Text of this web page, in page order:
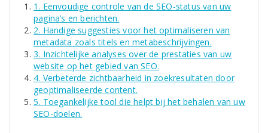
1. Eenvoudige controle van de SEO-status van uw
pagina’s en berichten.
2. Handige suggesties voor het optimaliseren van
metadata zoals titels en metabeschrijvingen.
3. Inzichtelijke analyses over de prestaties van uw
website op het gebied van SEO.
4. Verbeterde zichtbaarheid in zoekresultaten door
geoptimaliseerde content.
5. Toegankelijke tool die helpt bij het behalen van uw
SEO-doelen.